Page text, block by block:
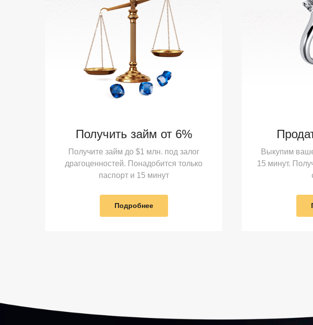
Получить займ от 6%
Получите займ до $1 млн. под залог
драгоценностей. Понадобится только
паспорт и 15 минут
Подробнее
Выкупим
15 минут.